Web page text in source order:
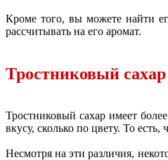
Кроме того, вы можете найти
рассчитывать на его аромат.
Тростниковый сахар
Тростниковый сахар имеет
вкусу, сколько по цвету. То
Несмотря на эти различия,